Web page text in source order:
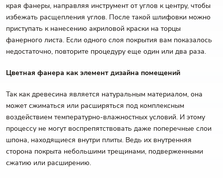
края фанеры, направляя инструмент от углов к центру, чтобы
избежать расщепления углов. После такой шлифовки можно
приступать к нанесению акриловой краски на торцы
фанерного листа. Если одного слоя покрытия вам показалось
недостаточно, повторите процедуру еще один или два раза.
Цветная фанера как элемент дизайна помещений
Так как древесина является натуральным материалом, она
может сжиматься или расширяться под комплексным
воздействием температурно-влажностных условий. И этому
процессу не могут воспрепятствовать даже поперечные слои
шпона, находящиеся внутри плиты. Ведь их внутренняя
сторона покрыта небольшими трещинами, подверженными
сжатию или расширению.